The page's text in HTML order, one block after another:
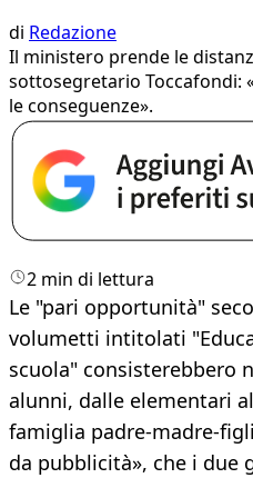
di Redazione
Il ministero prende le
sottosegretario Toccafondi:
le conseguenze».​
2 min di lettura
Le "pari opportunità"
volumetti intitolati
scuola" consisterebbero
alunni, dalle elementari
famiglia padre-madre-
da pubblicità», che i due